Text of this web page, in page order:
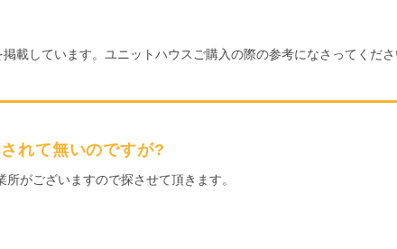
載しています。ユニットハウスご購入の際の参考になさってくださ
れて無いのですが?
がございますので探させて頂きます。